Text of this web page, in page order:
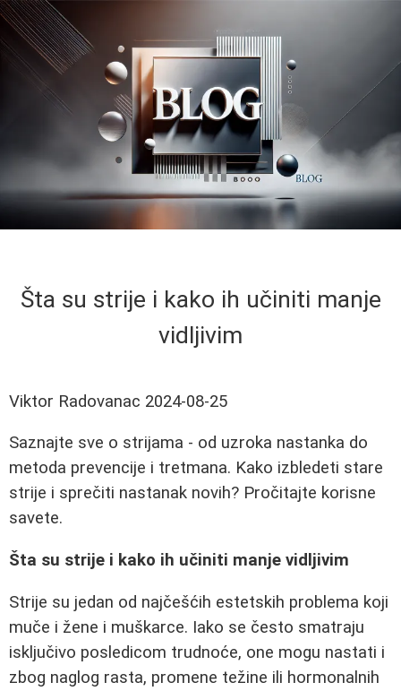
Šta su strije i kako ih učiniti manje
vidljivim
Viktor Radovanac 2024-08-25
Saznajte sve o strijama - od uzroka nastanka do
metoda prevencije i tretmana. Kako izbledeti stare
strije i sprečiti nastanak novih? Pročitajte korisne
savete.
Šta su strije i kako ih učiniti manje vidljivim
Strije su jedan od najčešćih estetskih problema koji
muče i žene i muškarce. Iako se često smatraju
isključivo posledicom trudnoće, one mogu nastati i
zbog naglog rasta, promene težine ili hormonalnih